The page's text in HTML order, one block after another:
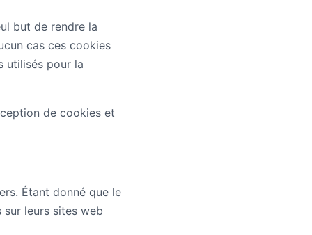
but de rendre la
cas ces cookies
utilisés pour la
de cookies et
Étant donné que le
sur leurs sites web